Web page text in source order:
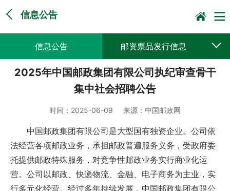
信息公告
信息公告 邮资票品发行信息
采购公告公示 预决算公开
2025年中国邮政集团有限公司执纪审查骨干
集中社会招聘公告
时间： 2025-06-09 来源： 中国邮政网
中国邮政集团有限公司是大型国有独资企业。公司依
法经营各项邮政业务，承担邮政普遍服务义务，受政府委
托提供邮政特殊服务，对竞争性邮政业务实行商业化运
营。公司以邮政、快递物流、金融、电子商务为主业，实
行多元化经营。经过多年持续发展，中国邮政集团有限公